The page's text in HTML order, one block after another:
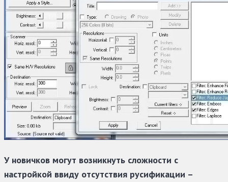
У новичков могут возникнуть сложности с
настройкой ввиду отсутствия русификации –